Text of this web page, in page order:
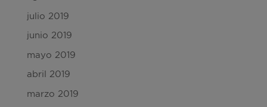
julio 2019
junio 2019
mayo 2019
abril 2019
marzo 2019